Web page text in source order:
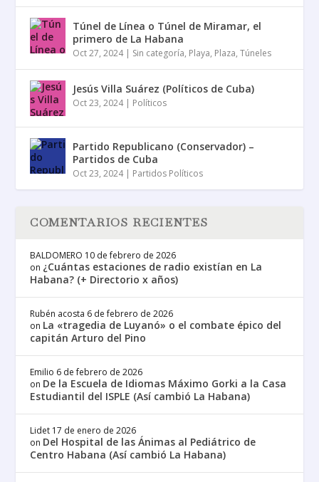
Túnel de Línea o Túnel de Miramar, el
primero de La Habana
Oct 27, 2024| Sin categoría, Playa, Plaza,Túneles
Jesús Villa Suárez (Políticos de Cuba)
Oct 23, 2024| Políticos
Partido Republicano (Conservador) –
Partidos de Cuba
Oct 23, 2024| Partidos Políticos
COMENTARIOS RECIENTES
BALDOMERO 10 de febrero de 2026
on ¿Cuántas estaciones de radio existían en La
Habana? (+ Directorio x años)
Rubén acosta 6 de febrero de 2026
on La «tragedia de Luyanó» o el combate épico del
capitán Arturo del Pino
Emilio 6 de febrero de 2026
on De la Escuela de Idiomas Máximo Gorki a la Casa
Estudiantil del ISPLE (Así cambió La Habana)
Lidet 17 de enero de 2026
on Del Hospital de las Ánimas al Pediátrico de
Centro Habana (Así cambió La Habana)